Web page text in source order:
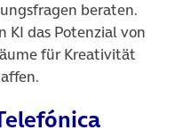
beraten.
KI das Potenzial von
für Kreativität